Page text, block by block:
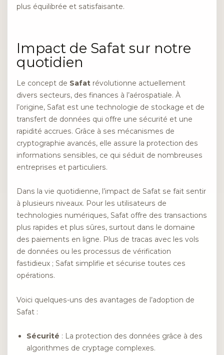
plus équilibrée et satisfaisante.
Impact de Safat sur notre
quotidien
Le concept de Safat révolutionne actuellement
divers secteurs, des finances à l’aérospatiale. À
l’origine, Safat est une technologie de stockage et de
transfert de données qui offre une sécurité et une
rapidité accrues. Grâce à ses mécanismes de
cryptographie avancés, elle assure la protection des
informations sensibles, ce qui séduit de nombreuses
entreprises et particuliers.
Dans la vie quotidienne, l’impact de Safat se fait sentir
à plusieurs niveaux. Pour les utilisateurs de
technologies numériques, Safat offre des transactions
plus rapides et plus sûres, surtout dans le domaine
des paiements en ligne. Plus de tracas avec les vols
de données ou les processus de vérification
fastidieux ; Safat simplifie et sécurise toutes ces
opérations.
Voici quelques-uns des avantages de l’adoption de
Safat :
Sécurité : La protection des données grâce à des
algorithmes de cryptage complexes.